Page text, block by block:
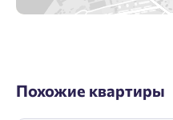
Похожие квартиры